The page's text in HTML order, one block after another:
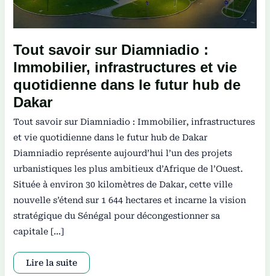
Tout savoir sur Diamniadio :
Immobilier, infrastructures et vie
quotidienne dans le futur hub de
Dakar
Tout savoir sur Diamniadio : Immobilier, infrastructures
et vie quotidienne dans le futur hub de Dakar
Diamniadio représente aujourd’hui l’un des projets
urbanistiques les plus ambitieux d’Afrique de l’Ouest.
Située à environ 30 kilomètres de Dakar, cette ville
nouvelle s’étend sur 1 644 hectares et incarne la vision
stratégique du Sénégal pour décongestionner sa
capitale […]
Lire la suite